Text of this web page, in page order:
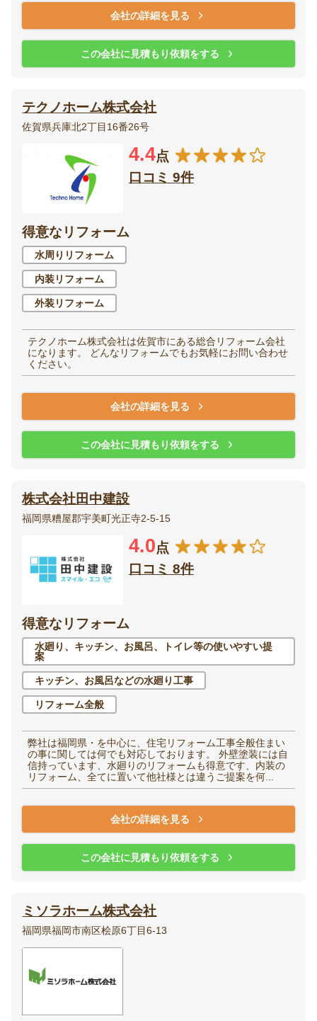
会社の詳細を見る
この会社に見積もり依頼をする
テクノホーム株式会社
佐賀県兵庫北2丁目16番26号
4.4点
口コミ 9件
得意なリフォーム
水周りリフォーム
内装リフォーム
外装リフォーム
テクノホーム株式会社は佐賀市にある総合リフォーム会社
になります。 どんなリフォームでもお気軽にお問い合わせ
ください。
会社の詳細を見る
この会社に見積もり依頼をする
株式会社田中建設
福岡県糟屋郡宇美町光正寺2-5-15
4.0点
口コミ 8件
得意なリフォーム
水廻り、キッチン、お風呂、トイレ等の使いやすい提
案
キッチン、お風呂などの水廻り工事
リフォーム全般
弊社は福岡県・を中心に、住宅リフォーム工事全般住まい
の事に関しては何でも対応しております。 外壁塗装には自
信持っています、水廻りのリフォームも得意です、内装の
リフォーム、全てに置いて他社様とは違うご提案を何...
会社の詳細を見る
この会社に見積もり依頼をする
ミソラホーム株式会社
福岡県福岡市南区桧原6丁目6-13